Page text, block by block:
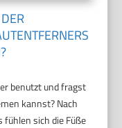
benutzt und fragst
kannst? Nach
fühlen sich die Füße